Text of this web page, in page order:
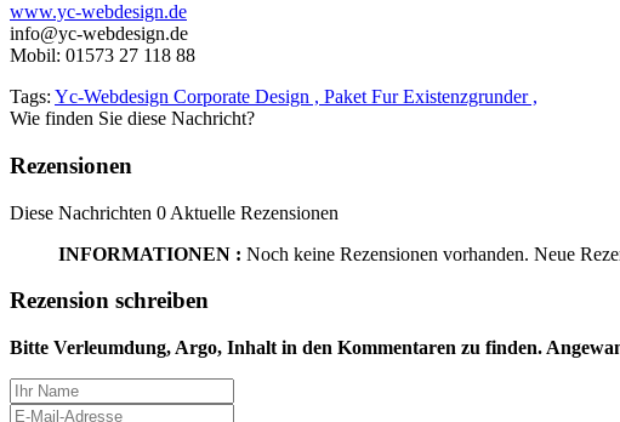
www.yc-webdesign.de
info@yc-webdesign.de
Mobil: 01573 27 118 88
Tags: Yc-Webdesign Corporate Design , Paket Fur Existenzgrunder ,
Wie finden Sie diese Nachricht?
Rezensionen
Diese Nachrichten 0 Aktuelle Rezensionen
INFORMATIONEN : Noch keine Rezensionen vorhanden. Neue
Rezension schreiben
Bitte Verleumdung, Argo, Inhalt in den Kommentaren zu finden.